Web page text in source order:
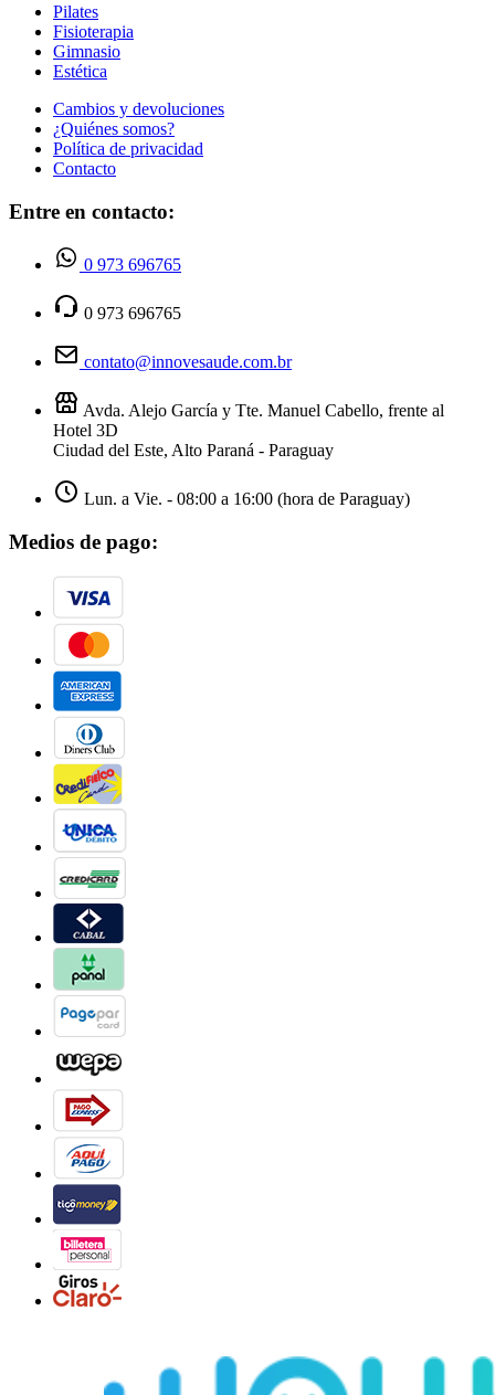
Pilates
Fisioterapia
Gimnasio
Estética
Cambios y devoluciones
¿Quiénes somos?
Política de privacidad
Contacto
Entre en contacto:
0 973 696765
0 973 696765
contato@innovesaude.com.br
Avda. Alejo García y Tte. Manuel Cabello, frente al
Hotel 3D
Ciudad del Este, Alto Paraná - Paraguay
Lun. a Vie. - 08:00 a 16:00 (hora de Paraguay)
Medios de pago: